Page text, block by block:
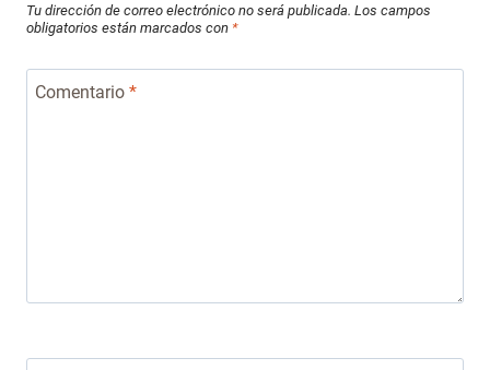
Tu dirección de correo electrónico no será publicada. Los campos
obligatorios están marcados con *
Comentario *